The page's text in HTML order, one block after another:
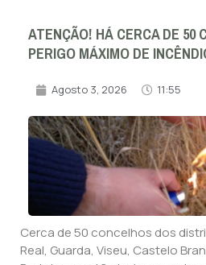
ATENÇÃO! HÁ CERCA DE 50
PERIGO MÁXIMO DE
Agosto 3, 2026 11:55
Cerca de 50 concelhos dos
Real, Guarda, Viseu, Castelo